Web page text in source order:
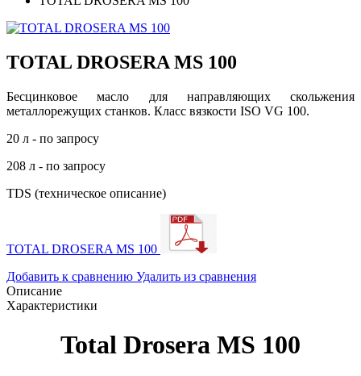
TOTAL DROSERA MS 100
Бесцинковое масло для направляющих скольжения
металлорежущих станков. Класс вязкости ISO VG 100.
20 л - по запросу
208 л - по запросу
TDS (техническое описание)
TOTAL DROSERA MS 100
Добавить к сравнению Удалить из сравнения
Описание
Характеристики
Total Drosera MS 100